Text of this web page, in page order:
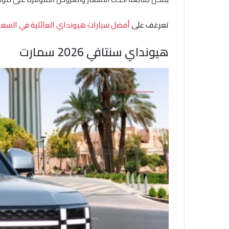
تعرغف علىأفضل سيارات هيونداي العائلية في
هيونداي سنتافي 2026 سمارت